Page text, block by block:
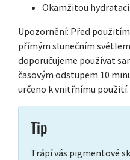
Okamžitou
Upozornění: Před
přímým slunečním
doporučujeme používat
časovým odstupem 10
určeno k vnitřnímu použití.
Tip
Trápí vás pigmentové